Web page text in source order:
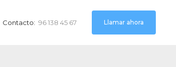
Contacto: 96 138 45 67 Llamar ahora